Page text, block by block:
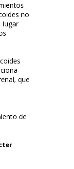
no
Iugar
que
de